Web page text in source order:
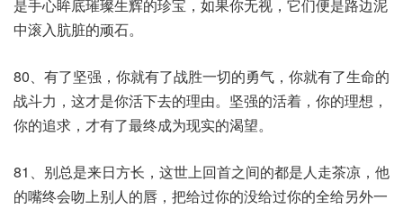
是手心眸底璀璨生辉的珍宝，如果你无视，它们便是路边泥
中滚入肮脏的顽石。
80、有了坚强，你就有了战胜一切的勇气，你就有了生命的
战斗力，这才是你活下去的理由。坚强的活着，你的理想，
你的追求，才有了最终成为现实的渴望。
81、别总是来日方长，这世上回首之间的都是人走茶凉，他
的嘴终会吻上别人的唇，把给过你的没给过你的全给另外一